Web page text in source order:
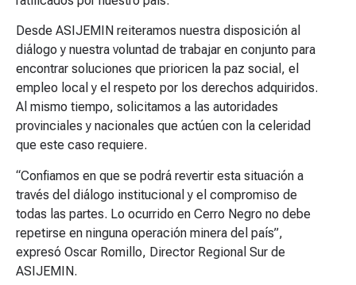
Desde ASIJEMIN reiteramos nuestra disposición al
diálogo y nuestra voluntad de trabajar en conjunto para
encontrar soluciones que prioricen la paz social, el
empleo local y el respeto por los derechos adquiridos.
Al mismo tiempo, solicitamos a las autoridades
provinciales y nacionales que actúen con la celeridad
que este caso requiere.
“Confiamos en que se podrá revertir esta situación a
través del diálogo institucional y el compromiso de
todas las partes. Lo ocurrido en Cerro Negro no debe
repetirse en ninguna operación minera del país”,
expresó Oscar Romillo, Director Regional Sur de
ASIJEMIN.